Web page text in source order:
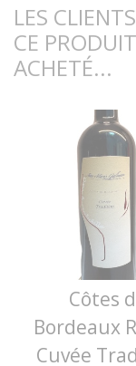
LES
CE
ACHETÉ...
Côtes
Bordeaux
Cuvée